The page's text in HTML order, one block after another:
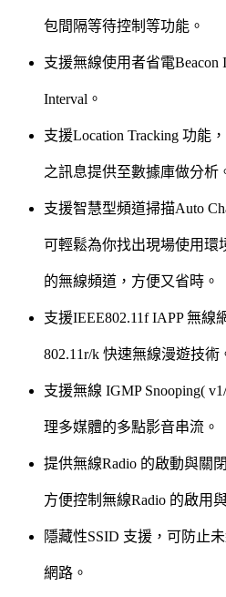
包間隔等待控制等功能。
支援無線使用者省電
Interval。
支援Location Tracking 功能
之訊息提供至數據庫做分析
支援智慧型頻道掃描Auto
可輕鬆為你找出現場使用環
的無線頻道，方便又省時。
支援IEEE802.11f IAPP 無
802.11r/k 快速無線漫遊技術
支援無線 IGMP Snooping(
理多媒體的多點影音串流。
提供無線Radio 的啟動與關
方便控制無線Radio 的啟用
隱藏性SSID 支援，可防止
網路。